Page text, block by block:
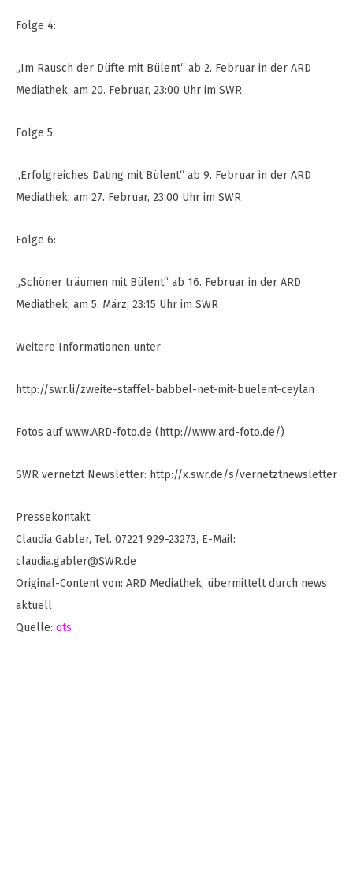
Folge 4:
„Im Rausch der Düfte mit Bülent“ ab 2. Februar in der ARD
Mediathek; am 20. Februar, 23:00 Uhr im SWR
Folge 5:
„Erfolgreiches Dating mit Bülent“ ab 9. Februar in der ARD
Mediathek; am 27. Februar, 23:00 Uhr im SWR
Folge 6:
„Schöner träumen mit Bülent“ ab 16. Februar in der ARD
Mediathek; am 5. März, 23:15 Uhr im SWR
Weitere Informationen unter
http://swr.li/zweite-staffel-babbel-net-mit-buelent-ceylan
Fotos auf www.ARD-foto.de (http://www.ard-foto.de/)
SWR vernetzt Newsletter: http://x.swr.de/s/vernetztnewsletter
Pressekontakt:
Claudia Gabler, Tel. 07221 929-23273, E-Mail:
claudia.gabler@SWR.de
Original-Content von: ARD Mediathek, übermittelt durch news
aktuell
Quelle: ots